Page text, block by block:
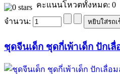
คะแนนโหวตทั้งหมด: 0
จำนวน:
ชุดจีนเด็ก ชุดกี่เพ้าเด็ก ปักเ